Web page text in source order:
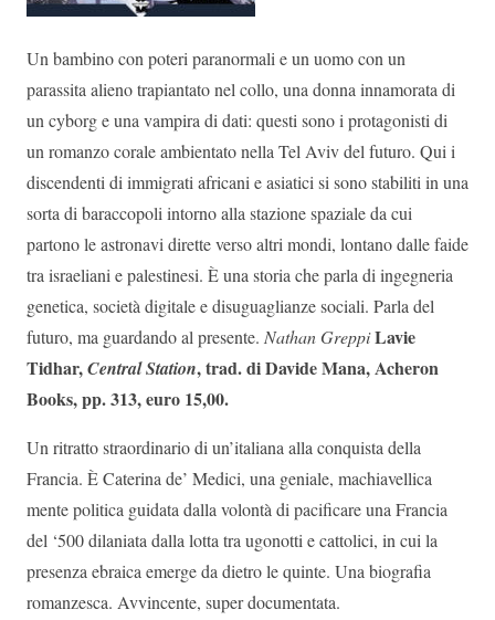
Un bambino con poteri paranormali e un uomo con un
parassita alieno trapiantato nel collo, una donna innamorata di
un cyborg e una vampira di dati: questi sono i protagonisti di
un romanzo corale ambientato nella Tel Aviv del futuro. Qui i
discendenti di immigrati africani e asiatici si sono stabiliti in una
sorta di baraccopoli intorno alla stazione spaziale da cui
partono le astronavi dirette verso altri mondi, lontano dalle faide
tra israeliani e palestinesi. È una storia che parla di ingegneria
genetica, società digitale e disuguaglianze sociali. Parla del
futuro, ma guardando al presente. Nathan GreppiLavie
Tidhar,Central Station, trad. di Davide Mana, Acheron
Books, pp. 313, euro 15,00.
Un ritratto straordinario di un’italiana alla conquista della
Francia. È Caterina de’ Medici, una geniale, machiavellica
mente politica guidata dalla volontà di pacificare una Francia
del ‘500 dilaniata dalla lotta tra ugonotti e cattolici, in cui la
presenza ebraica emerge da dietro le quinte. Una biografia
romanzesca. Avvincente, super documentata.